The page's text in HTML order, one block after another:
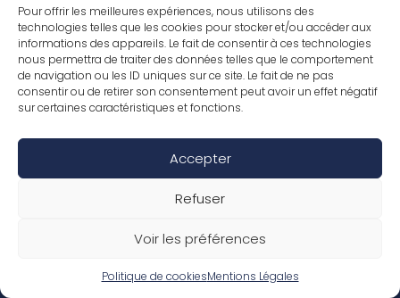
Pour offrir les meilleures expériences, nous utilisons des
technologies telles que les cookies pour stocker et/ou accéder aux
informations des appareils. Le fait de consentir à ces technologies
nous permettra de traiter des données telles que le comportement
de navigation ou les ID uniques sur ce site. Le fait de ne pas
consentir ou de retirer son consentement peut avoir un effet négatif
sur certaines caractéristiques et fonctions.
Accepter
Refuser
Voir les préférences
Politique de cookiesMentions Légales
FR
EN
Nos revêtements
Nos Stratifiés
Nos accessoires
Nos parquets
Conditions de garantie
Déclaration de performance
Politique de confidentialité